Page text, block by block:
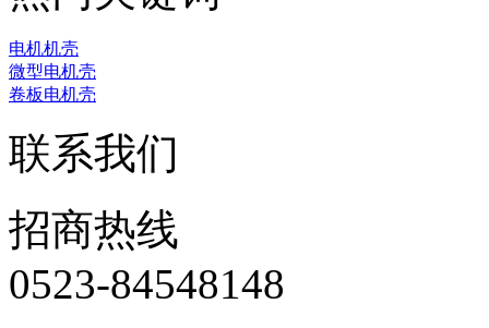
电机机壳
微型电机壳
卷板电机壳
联系我们
招商热线
0523-84548148